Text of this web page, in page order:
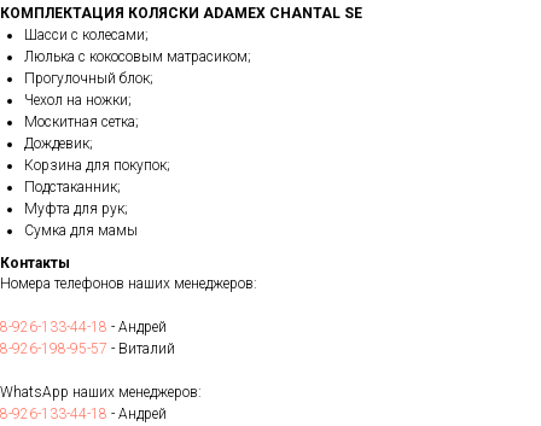
КОМПЛЕКТАЦИЯ КОЛЯСКИ ADAMEX CHANTAL SE
Шасси с колесами;
Люлька с кокосовым матрасиком;
Прогулочный блок;
Чехол на ножки;
Москитная сетка;
Дождевик;
Корзина для покупок;
Подстаканник;
Муфта для рук;
Сумка для мамы
Контакты
Номера телефонов наших менеджеров:
8-926-133-44-18 - Андрей
8-926-198-95-57 - Виталий
WhatsApp наших менеджеров:
8-926-133-44-18 - Андрей